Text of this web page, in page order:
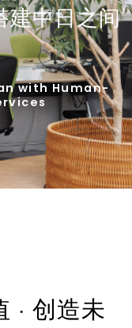
建中日之间
with Human-
· 创造未